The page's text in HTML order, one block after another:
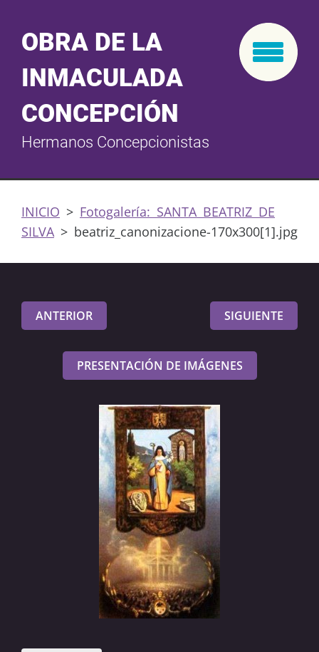
OBRA DE LA
INMACULADA
CONCEPCIÓN
Hermanos Concepcionistas
INICIO > Fotogalería: SANTA BEATRIZ DE
SILVA > beatriz_canonizacione-170x300[1].jpg
ANTERIOR SIGUIENTE
PRESENTACIÓN DE IMÁGENES